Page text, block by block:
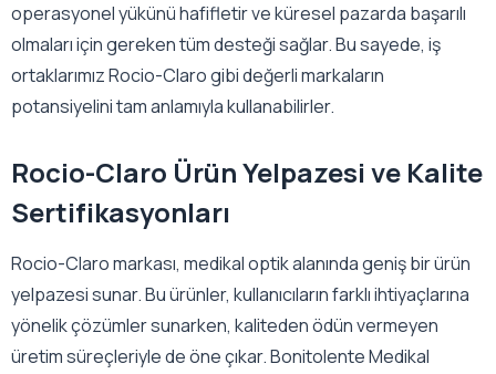
operasyonel yükünü hafifletir ve küresel pazarda başarılı
olmaları için gereken tüm desteği sağlar. Bu sayede, iş
ortaklarımız Rocio-Claro gibi değerli markaların
potansiyelini tam anlamıyla kullanabilirler.
Rocio-Claro Ürün Yelpazesi ve Kalite
Sertifikasyonları
Rocio-Claro markası, medikal optik alanında geniş bir ürün
yelpazesi sunar. Bu ürünler, kullanıcıların farklı ihtiyaçlarına
yönelik çözümler sunarken, kaliteden ödün vermeyen
üretim süreçleriyle de öne çıkar. Bonitolente Medikal